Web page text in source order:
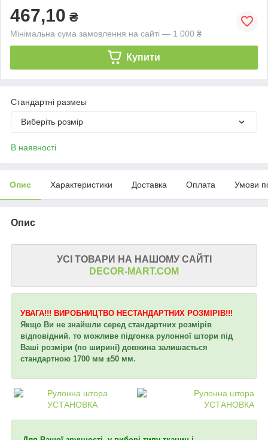
467,10 ₴
Мінімальна сума замовлення на сайті — 1 000 ₴
Купити
Стандартні размеы
Виберіть розмір
В наявності
Опис Характеристики Доставка Оплата Умови
Опис
УСІ ТОВАРИ НА НАШОМУ САЙТІ
DECOR-MART.COM
УВАГА!!! ВИРОБНИЦТВО НЕСТАНДАРТНИХ РОЗМІРІВ!!!
Якщо Ви не знайшли серед стандартних розмірів
відповідний. то можливе підгонка рулонної штори під
Ваші розміри (по ширині) довжина залишається
стандартною 1700 мм ±50 мм.